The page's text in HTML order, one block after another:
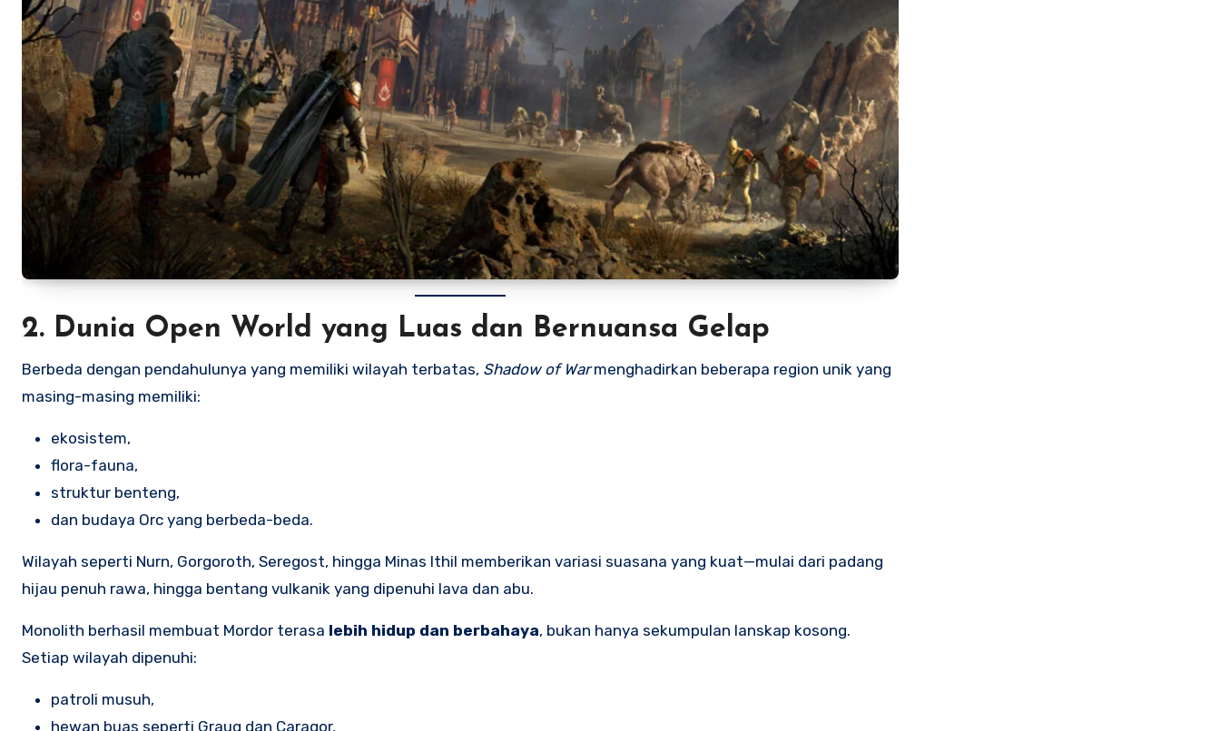
2. Dunia Open World yang Luas dan Bernuansa Gelap
Berbeda dengan pendahulunya yang memiliki wilayah terbatas, Shadow of Warmenghadirkan beberapa region unik yang
masing-masing memiliki:
ekosistem,
flora-fauna,
struktur benteng,
dan budaya Orc yang berbeda-beda.
Wilayah seperti Nurn, Gorgoroth, Seregost, hingga Minas Ithil memberikan variasi suasana yang kuat—mulai dari padang
hijau penuh rawa, hingga bentang vulkanik yang dipenuhi lava dan abu.
Monolith berhasil membuat Mordor terasa lebih hidup dan berbahaya, bukan hanya sekumpulan lanskap kosong.
Setiap wilayah dipenuhi:
patroli musuh,
hewan buas seperti Graug dan Caragor,